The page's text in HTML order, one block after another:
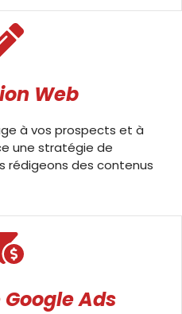
Web
à vos prospects et à
une stratégie de
rédigeons des contenus
Ads